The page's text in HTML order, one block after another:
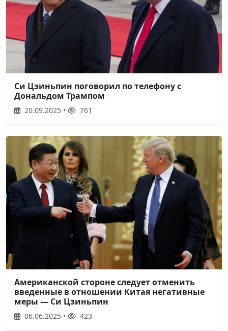
Си Цзиньпин поговорил по телефону с
Дональдом Трампом
20.09.2025 • 761
Американской стороне следует отменить
введенные в отношении Китая негативные
меры — Си Цзиньпин
06.06.2025 • 423